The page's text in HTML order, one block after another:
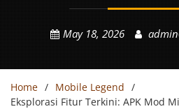
May 18, 2026
Home
Mobile Legend
Eksplorasi Fitur Terkini: APK Mod